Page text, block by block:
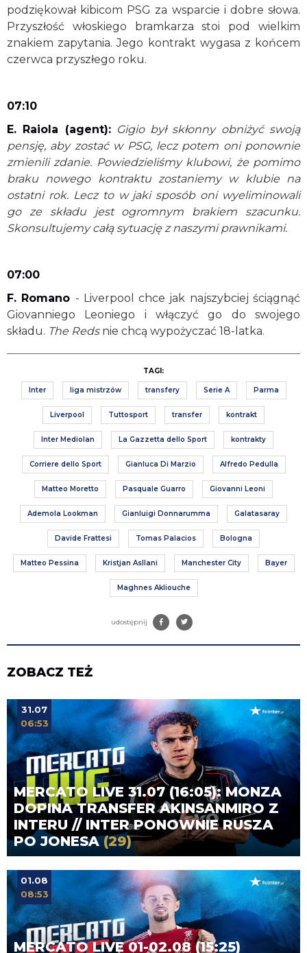
podziękował kibicom PSG za wsparcie i dobre słowa.
Przyszłość włoskiego bramkarza stoi pod wielkim
znakiem zapytania. Jego kontrakt wygasa z końcem
czerwca przyszłego roku.
07:10
E. Raiola (agent): Gigio był skłonny obniżyć swoją
pensję, aby zostać w PSG, lecz potem oni ponownie
zmienili zdanie. Powiedzieliśmy klubowi, że pomimo
braku nowego kontraktu zostaniemy w klubie na
ostatni rok. Lecz to w jaki sposób oni wyeliminowali
go ze składu jest ogromnym brakiem szacunku.
Skonsultujemy całą sytuację z naszymi prawnikami.
07:00
F. Romano - Liverpool chce jak najszybciej ściągnąć
Giovanniego Leoniego i włączyć go do swojego
składu. The Redsnie chcą wypożyczać 18-latka.
TAGI:
Inter liga mistrzów transfery Serie A Parma
Liverpool Tuttosport transfer kontrakt
Inter Mediolan La Gazzetta dello Sport kontrakty
Corriere dello Sport Gianluca Di Marzio Alfredo Pedulla
Matteo Moretto Pasquale Guarro Giovanni Leoni
Ademola Lookman Gianluigi Donnarumma Galatasaray
Davide Frattesi Tomas Palacios Bologna
Matteo Pessina Kristjan Asllani Manchester City Bayer
Maghnes Akliouche
udostępnij
ZOBACZ TEŻ
MERCATO LIVE 31.07 (16:05): MONZA
DOPINA TRANSFER AKINSANMIRO Z
INTERU // INTER PONOWNIE RUSZA
PO JONESA(29)
31.07
06:53
MERCATO LIVE 01-02.08 (15:25)
01.08
08:53